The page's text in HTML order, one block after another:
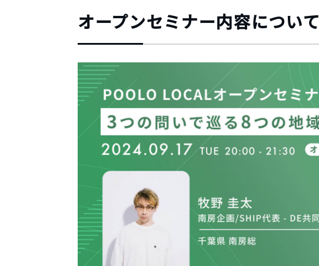
オープンセミナー内容について